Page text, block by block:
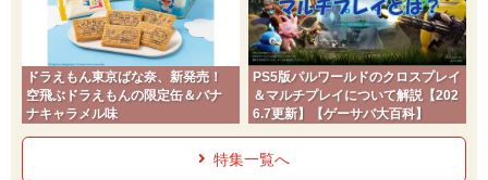
ドラえもん東京ばな奈、新発売！
空飛ぶドラえもんの限定缶＆バナ
ナキャラメル味
PS5版パルワールドのクロスプレイ
＆マルチプレイについて解説【202
6.7更新】【ゲーサバ大百科】
特集一覧へ